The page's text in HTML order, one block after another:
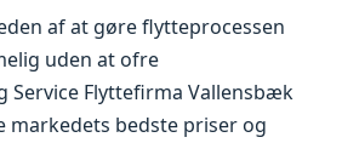
af at gøre flytteprocessen
uden at ofre
Service Flyttefirma Vallensbæk
bedste priser og